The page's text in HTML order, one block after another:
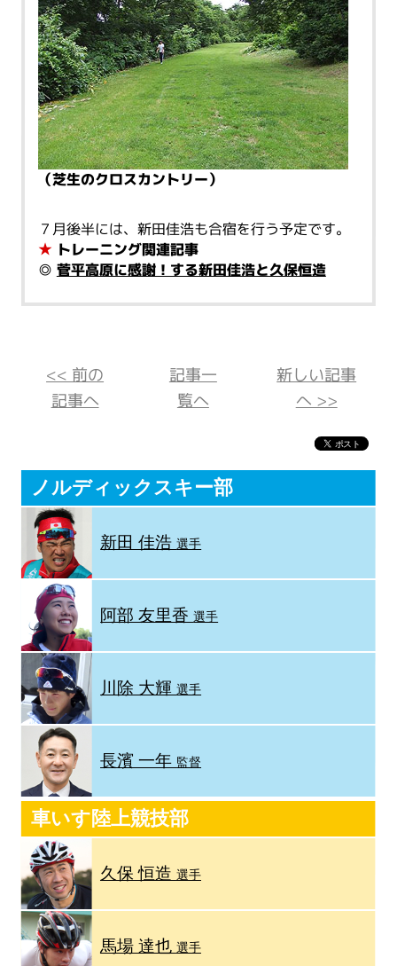
（芝生のクロスカントリー）
７月後半には、新田佳浩も合宿を行う予定です。
★ トレーニング関連記事
◎ 菅平高原に感謝！する新田佳浩と久保恒造
<< 前の
記事へ
記事一
覧へ
新しい記事
へ >>
ノルディックスキー部
新田 佳浩選手
阿部 友里香選手
川除 大輝選手
長濱 一年 監督
車いす陸上競技部
久保 恒造 選手
馬場 達也 選手